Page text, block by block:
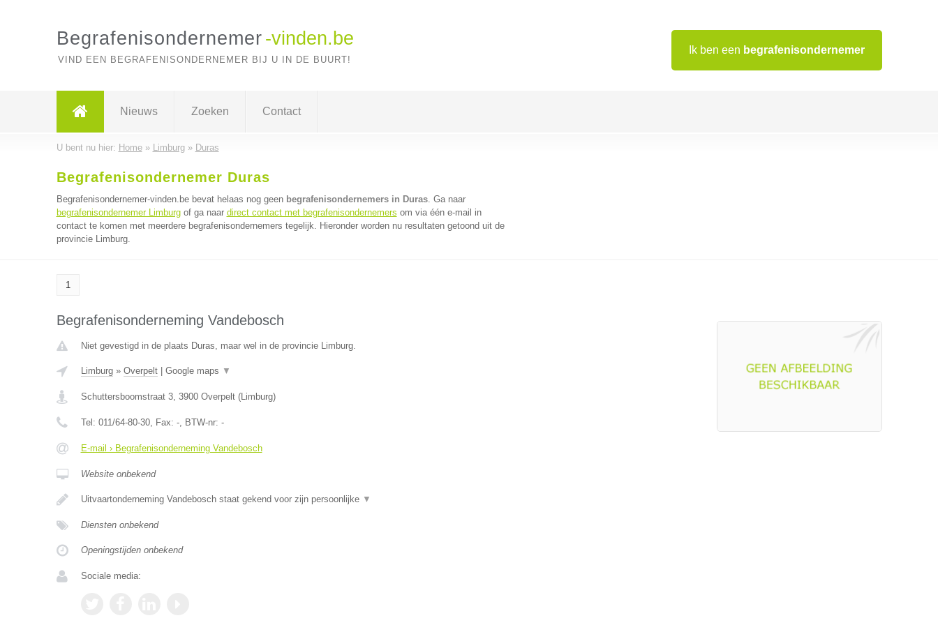
Ik ben een begrafenisondernemer
Begrafenisondernemer -vinden.be
VIND EEN BEGRAFENISONDERNEMER BIJ U IN DE BUURT!
Nieuws Zoeken Contact
U bent nu hier: Home» Limburg» Duras
Begrafenisondernemer Duras
Begrafenisondernemer-vinden.be bevat helaas nog geen begrafenisondernemers in Duras. Ga naar
begrafenisondernemer Limburgof ga naar direct contact met begrafenisondernemers om via één e-mail in
contact te komen met meerdere begrafenisondernemers tegelijk. Hieronder worden nu resultaten getoond uit de
provincie Limburg.
1
Begrafenisonderneming Vandebosch
Niet gevestigd in de plaats Duras, maar wel in de provincie Limburg.
Limburg» Overpelt| Google maps ▼
Schuttersboomstraat 3, 3900 Overpelt(Limburg)
Tel: 011/64-80-30, Fax: -, BTW-nr: -
E-mail › Begrafenisonderneming Vandebosch
Website onbekend
Uitvaartonderneming Vandebosch staat gekend voor zijn persoonlijke ▼
Diensten onbekend
Openingstijden onbekend
Sociale media: